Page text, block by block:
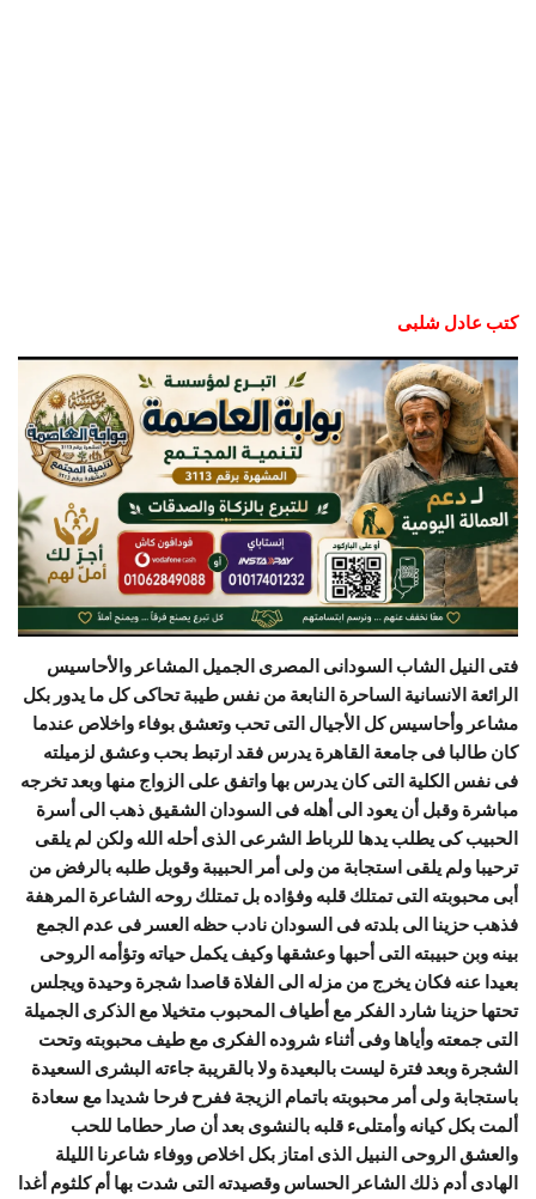
كتب عادل شلبى
فتى النيل الشاب السودانى المصرى الجميل المشاعر والأحاسيس
الرائعة الانسانية الساحرة النابعة من نفس طيبة تحاكى كل ما يدور بكل
مشاعر وأحاسيس كل الأجيال التى تحب وتعشق بوفاء واخلاص عندما
كان طالبا فى جامعة القاهرة يدرس فقد ارتبط بحب وعشق لزميلته
فى نفس الكلية التى كان يدرس بها واتفق على الزواج منها وبعد تخرجه
مباشرة وقبل أن يعود الى أهله فى السودان الشقيق ذهب الى أسرة
الحبيب كى يطلب يدها للرباط الشرعى الذى أحله الله ولكن لم يلقى
ترحيبا ولم يلقى استجابة من ولى أمر الحبيبة وقوبل طلبه بالرفض من
أبى محبوبته التى تمتلك قلبه وفؤاده بل تمتلك روحه الشاعرة المرهفة
فذهب حزينا الى بلدته فى السودان نادب حظه العسر فى عدم الجمع
بينه وبن حبيبته التى أحبها وعشقها وكيف يكمل حياته وتؤأمه الروحى
بعيدا عنه فكان يخرج من مزله الى الفلاة قاصدا شجرة وحيدة ويجلس
تحتها حزينا شارد الفكر مع أطياف المحبوب متخيلا مع الذكرى الجميلة
التى جمعته وأياها وفى أثناء شروده الفكرى مع طيف محبوبته وتحت
الشجرة وبعد فترة ليست بالبعيدة ولا بالقريبة جاءته البشرى السعيدة
باستجابة ولى أمر محبوبته باتمام الزيجة ففرح فرحا شديدا مع سعادة
ألمت بكل كيانه وأمتلىء قلبه بالنشوى بعد أن صار حطاما للحب
والعشق الروحى النبيل الذى امتاز بكل اخلاص ووفاء شاعرنا الليلة
الهادى أدم ذلك الشاعر الحساس وقصيدته التى شدت بها أم كلثوم أغدا